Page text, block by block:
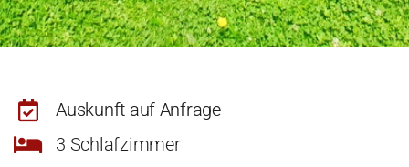
Auskunft auf Anfrage
3 Schlafzimmer